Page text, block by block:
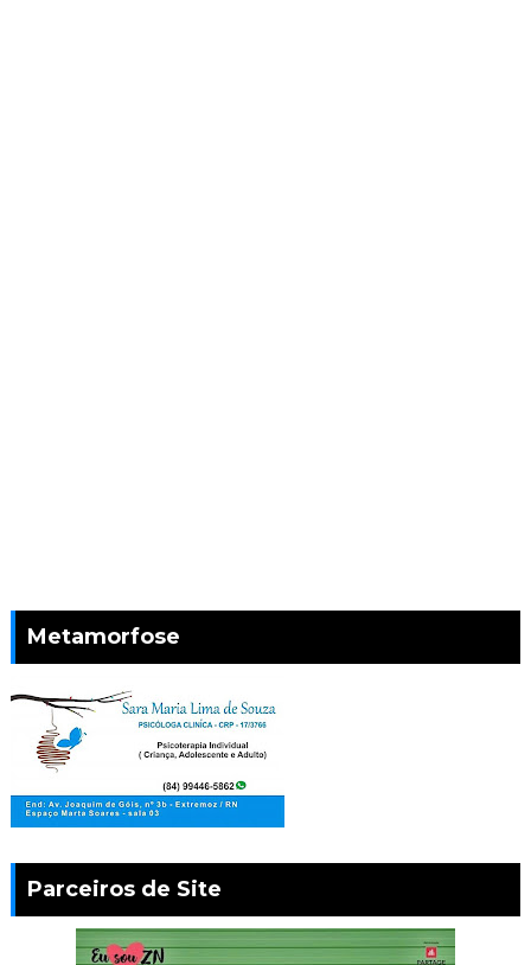
Metamorfose
Parceiros de Site